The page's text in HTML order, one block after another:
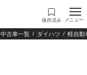
保存済み メニュー
中古車一覧 ダイハツ 軽自動